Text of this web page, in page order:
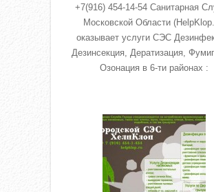
+7(916) 454-14-54 Санитарная
Московской Области
оказывает услуги СЭС
Дезинсекция, Дератизация,
Озонация в 6-ти районах :